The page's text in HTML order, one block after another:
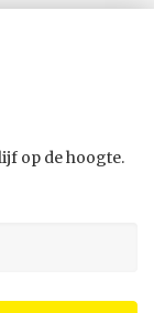
op de hoogte.